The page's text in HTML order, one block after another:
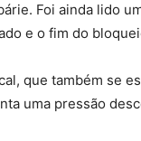
Foi ainda lido
e o fim do
que também se
uma pressão